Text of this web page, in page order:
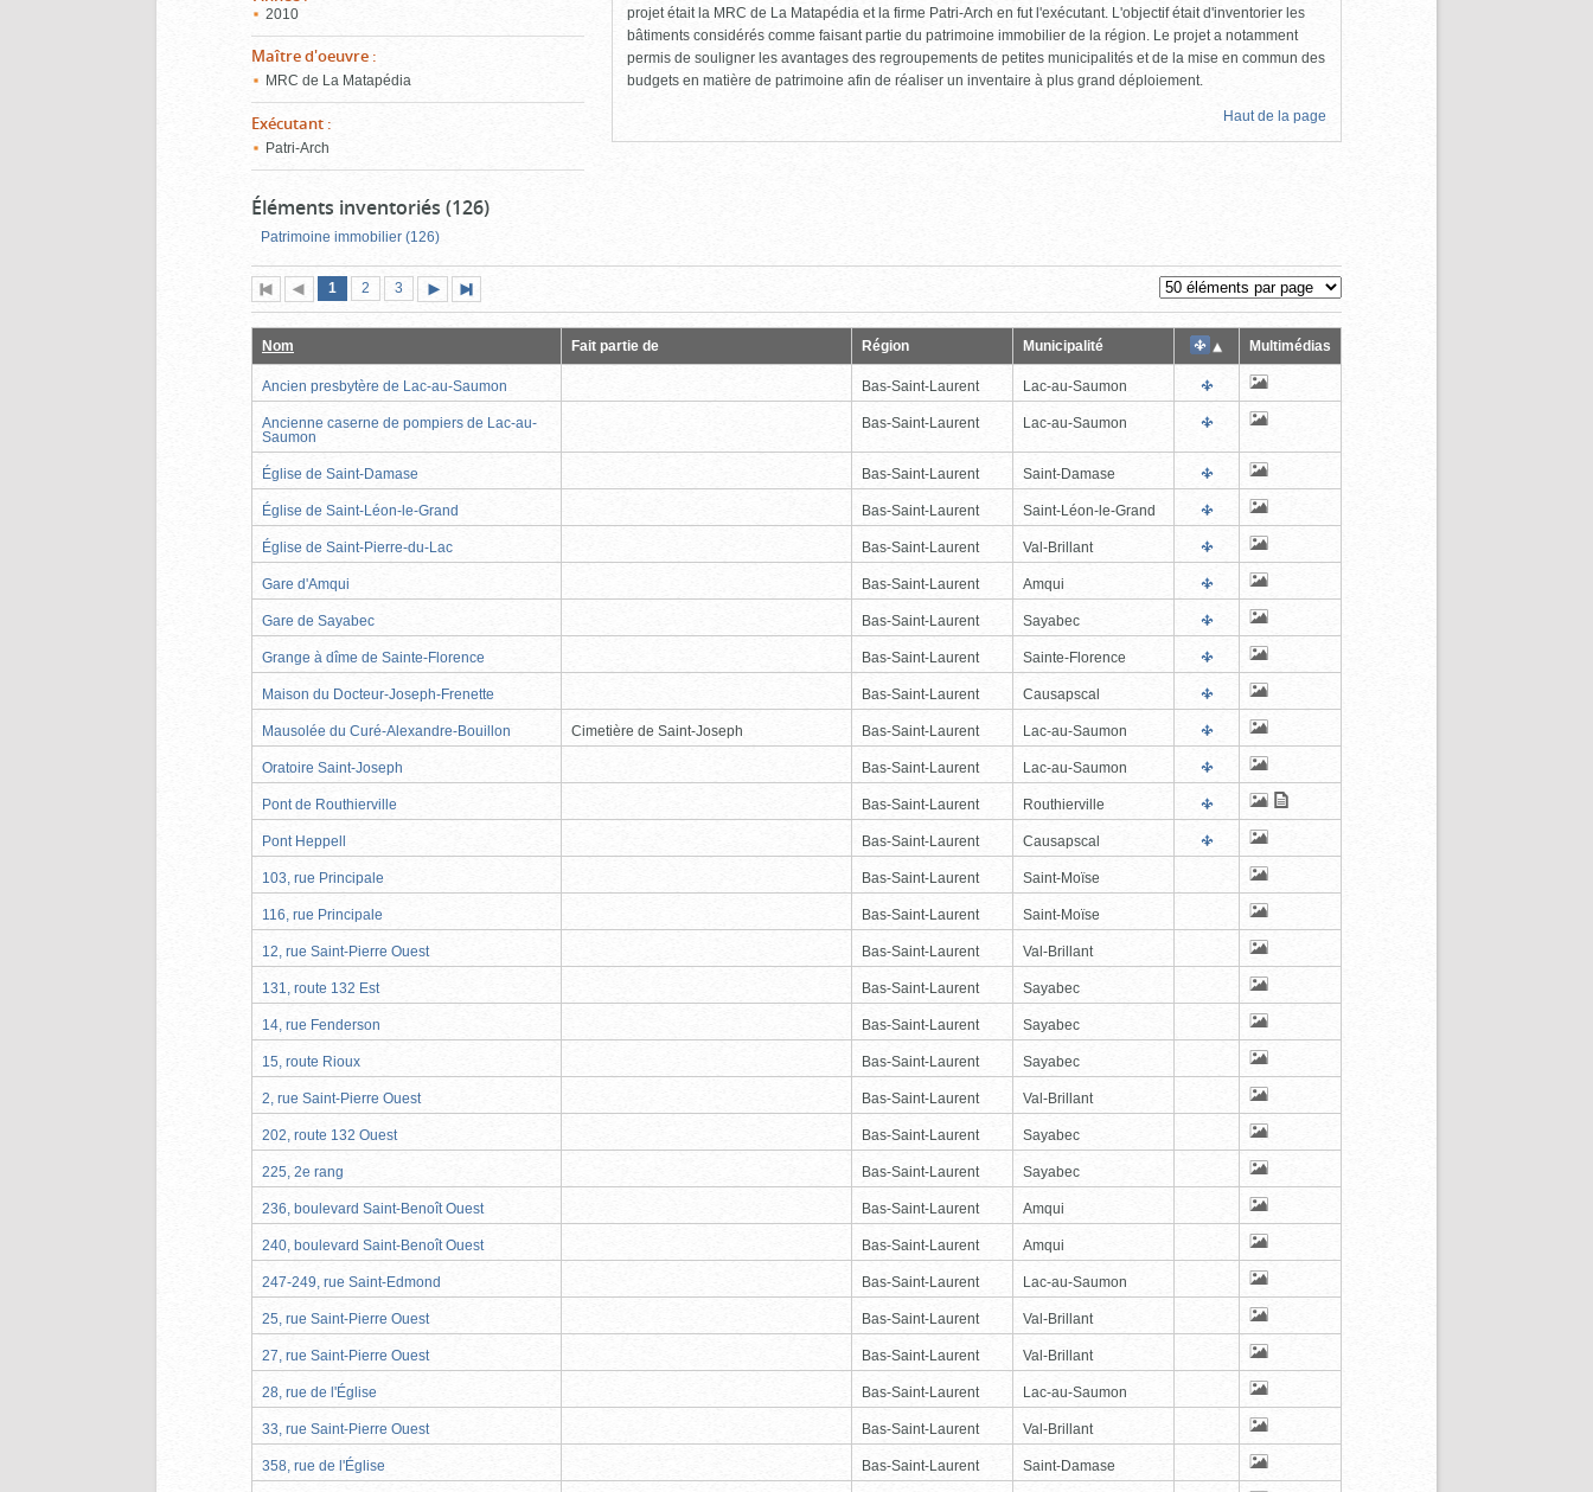
2010
Maître d'oeuvre :
MRC de La Matapédia
Exécutant :
Patri-Arch
projet était la MRC de La Matapédia et la firme Patri-Arch en fut l'exécutant. L'objectif était d'inventorier les
bâtiments considérés comme faisant partie du patrimoine immobilier de la région. Le projet a notamment
permis de souligner les avantages des regroupements de petites municipalités et de la mise en commun des
budgets en matière de patrimoine afin de réaliser un inventaire à plus grand déploiement.
Haut de la page
Éléments inventoriés (126)
Patrimoine immobilier (126)
Première
page
Page
précédente
Page
1 (page
actuelle)
Page
2 Page
3
suivante
page
Nom Fait partie de Région Municipalité Multimédias
Ancien presbytère de Lac-au-Saumon Bas-Saint-Laurent Lac-au-Saumon
Ancienne caserne de pompiers de Lac-au-
Saumon
Bas-Saint-Laurent Lac-au-Saumon
Église de Saint-Damase Bas-Saint-Laurent Saint-Damase
Église de Saint-Léon-le-Grand Bas-Saint-Laurent Saint-Léon-le-Grand
Église de Saint-Pierre-du-Lac Bas-Saint-Laurent Val-Brillant
Gare d'Amqui Bas-Saint-Laurent Amqui
Gare de Sayabec Bas-Saint-Laurent Sayabec
Grange à dîme de Sainte-Florence Bas-Saint-Laurent Sainte-Florence
Maison du Docteur-Joseph-Frenette Bas-Saint-Laurent Causapscal
Mausolée du Curé-Alexandre-Bouillon Cimetière de Saint-Joseph Bas-Saint-Laurent Lac-au-Saumon
Oratoire Saint-Joseph Bas-Saint-Laurent Lac-au-Saumon
Pont de Routhierville Bas-Saint-Laurent Routhierville
Pont Heppell Bas-Saint-Laurent Causapscal
103, rue Principale Bas-Saint-Laurent Saint-Moïse
116, rue Principale Bas-Saint-Laurent Saint-Moïse
12, rue Saint-Pierre Ouest Bas-Saint-Laurent Val-Brillant
131, route 132 Est Bas-Saint-Laurent Sayabec
14, rue Fenderson Bas-Saint-Laurent Sayabec
15, route Rioux Bas-Saint-Laurent Sayabec
2, rue Saint-Pierre Ouest Bas-Saint-Laurent Val-Brillant
202, route 132 Ouest Bas-Saint-Laurent Sayabec
225, 2e rang Bas-Saint-Laurent Sayabec
236, boulevard Saint-Benoît Ouest Bas-Saint-Laurent Amqui
240, boulevard Saint-Benoît Ouest Bas-Saint-Laurent Amqui
247-249, rue Saint-Edmond Bas-Saint-Laurent Lac-au-Saumon
25, rue Saint-Pierre Ouest Bas-Saint-Laurent Val-Brillant
27, rue Saint-Pierre Ouest Bas-Saint-Laurent Val-Brillant
28, rue de l'Église Bas-Saint-Laurent Lac-au-Saumon
33, rue Saint-Pierre Ouest Bas-Saint-Laurent Val-Brillant
358, rue de l'Église Bas-Saint-Laurent Saint-Damase